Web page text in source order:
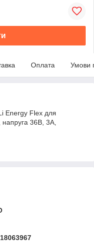
Оплата Умови
Energy Flex для
36В, 3A,